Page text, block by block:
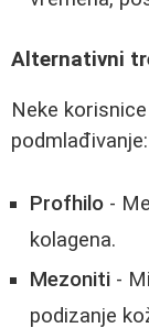
Alternativni
Neke
podmlađivanje:
Profhilo -
kolagena.
Mezoniti -
podizanje